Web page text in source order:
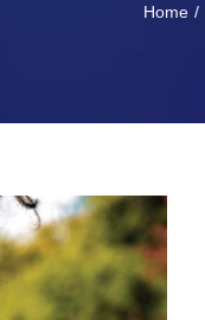
Home